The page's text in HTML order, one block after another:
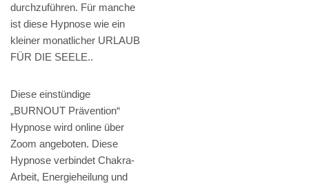
durchzuführen. Für manche
ist diese Hypnose wie ein
kleiner monatlicher URLAUB
FÜR DIE SEELE..
Diese einstündige
„BURNOUT Prävention“
Hypnose wird online über
Zoom angeboten. Diese
Hypnose verbindet Chakra-
Arbeit, Energieheilung und